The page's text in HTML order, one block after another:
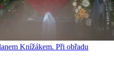
Knížákem. Při obřadu